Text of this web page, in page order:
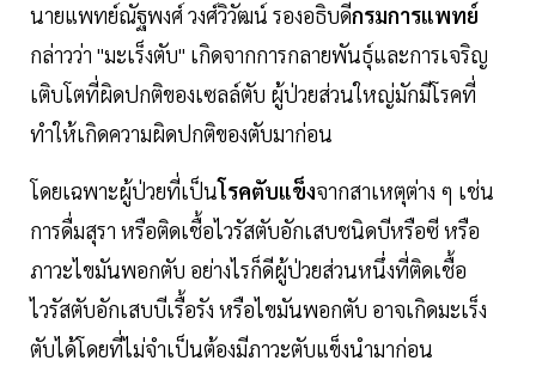
นายแพทย์ณัฐพงศ์ วงศ์วิวัฒน์ รองอธิบดีกรมการแพทย์
กล่าวว่า "มะเร็งตับ" เกิดจากการกลายพันธุ์และการเจริญ
เติบโตที่ผิดปกติของเซลล์ตับ ผู้ป่วยส่วนใหญ่มักมีโรคที่
ทำให้เกิดความผิดปกติของตับมาก่อน
โดยเฉพาะผู้ป่วยที่เป็นโรคตับแข็งจากสาเหตุต่าง ๆ เช่น
การดื่มสุรา หรือติดเชื้อไวรัสตับอักเสบชนิดบีหรือซี หรือ
ภาวะไขมันพอกตับ อย่างไรก็ดีผู้ป่วยส่วนหนึ่งที่ติดเชื้อ
ไวรัสตับอักเสบบีเรื้อรัง หรือไขมันพอกตับ อาจเกิดมะเร็ง
ตับได้โดยที่ไม่จำเป็นต้องมีภาวะตับแข็งนำมาก่อน